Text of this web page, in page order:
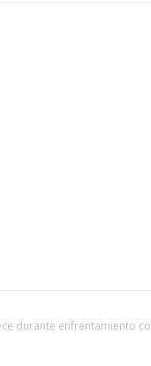
durante enfrentamiento